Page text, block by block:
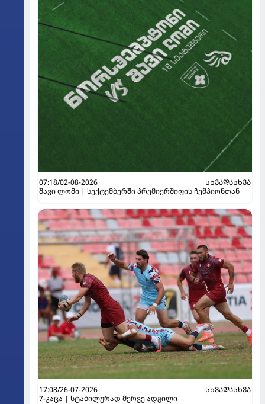
07:18/02-08-2026
ᲡᲮᲕᲐᲓᲐᲡᲮᲕᲐ
შავი ლომი | სექტემბერში პრემიერშიფის ჩემპიონთან
17:08/26-07-2026
ᲡᲮᲕᲐᲓᲐᲡᲮᲕᲐ
7-კაცა | სტაბილურად მერვე ადგილი